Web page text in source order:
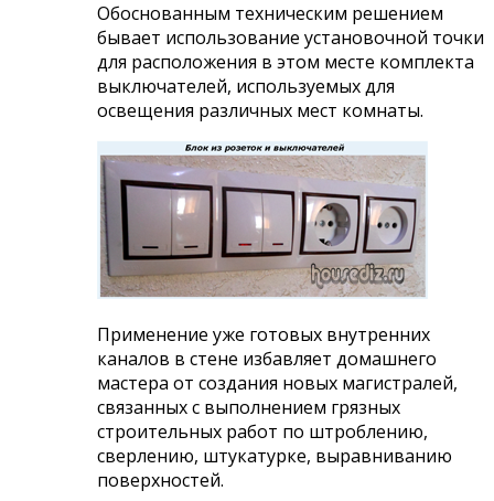
Обоснованным техническим решением
бывает использование установочной точки
для расположения в этом месте комплекта
выключателей, используемых для
освещения различных мест комнаты.
Применение уже готовых внутренних
каналов в стене избавляет домашнего
мастера от создания новых магистралей,
связанных с выполнением грязных
строительных работ по штроблению,
сверлению, штукатурке, выравниванию
поверхностей.